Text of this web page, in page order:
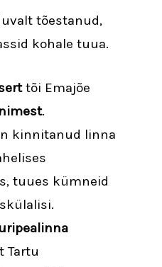
tõestanud,
kohale tuua.
tõi Emajõe
.
kinnitanud linna
tuues kümneid
Tartu